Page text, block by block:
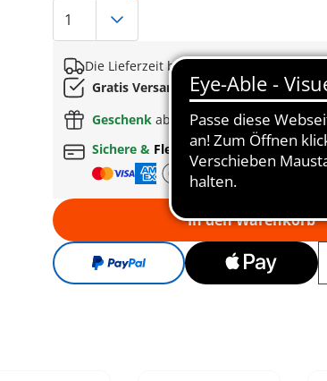
Die Lieferzeit beträgt derzeit 3 bis 6
Gratis Versand
ab65€
Geschenk ab 35€Bestellwert
Sichere & Flexible Zahlung|Schnelle
In den Warenkorb